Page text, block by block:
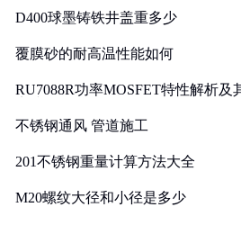
D400球墨铸铁井盖重多少
覆膜砂的耐高温性能如何
RU7088R功率MOSFET特性解析及
不锈钢通风 管道施工
201不锈钢重量计算方法大全
M20螺纹大径和小径是多少